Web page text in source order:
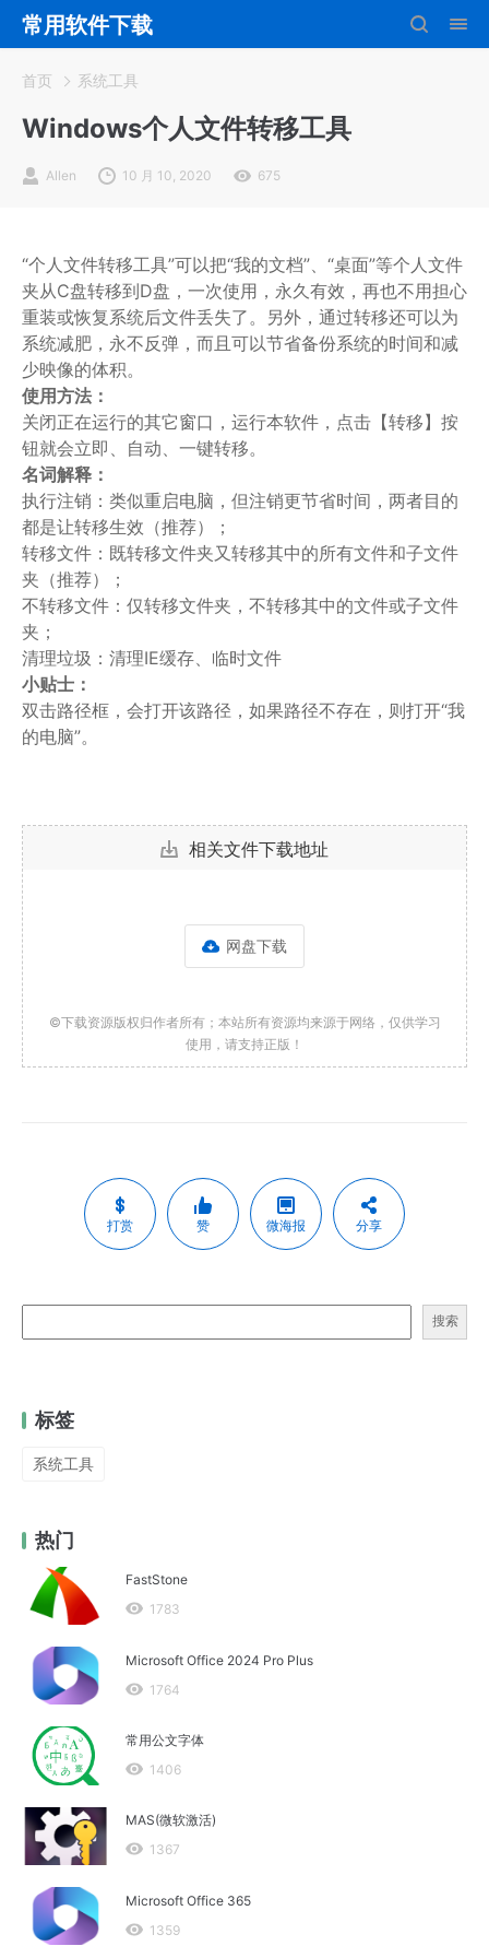
常用软件下载
首页 系统工具
Windows个人文件转移工具
Allen 10 月 10, 2020 675
“个人文件转移工具”可以把“我的文档”、“桌面”等个人文件
夹从C盘转移到D盘，一次使用，永久有效，再也不用担心
重装或恢复系统后文件丢失了。另外，通过转移还可以为
系统减肥，永不反弹，而且可以节省备份系统的时间和减
少映像的体积。
使用方法：
关闭正在运行的其它窗口，运行本软件，点击【转移】按
钮就会立即、自动、一键转移。
名词解释：
执行注销：类似重启电脑，但注销更节省时间，两者目的
都是让转移生效（推荐）；
转移文件：既转移文件夹又转移其中的所有文件和子文件
夹（推荐）；
不转移文件：仅转移文件夹，不转移其中的文件或子文件
夹；
清理垃圾：清理IE缓存、临时文件
小贴士：
双击路径框，会打开该路径，如果路径不存在，则打开“我
的电脑”。
相关文件下载地址
网盘下载
©下载资源版权归作者所有；本站所有资源均来源于网络，仅供学习
使用，请支持正版！
打赏 赞 微海报 分享
搜索
标签
系统工具
热门
FastStone
1783
Microsoft Office 2024 Pro Plus
1764
常用公文字体
1406
MAS(微软激活)
1367
Microsoft Office 365
1359